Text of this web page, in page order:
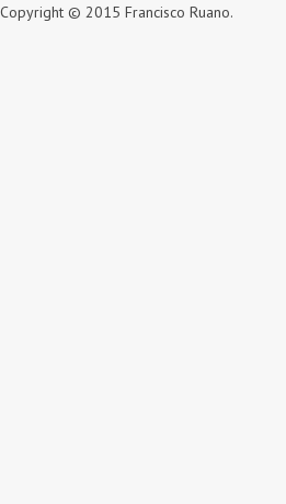
Copyright © 2015 Francisco Ruano.